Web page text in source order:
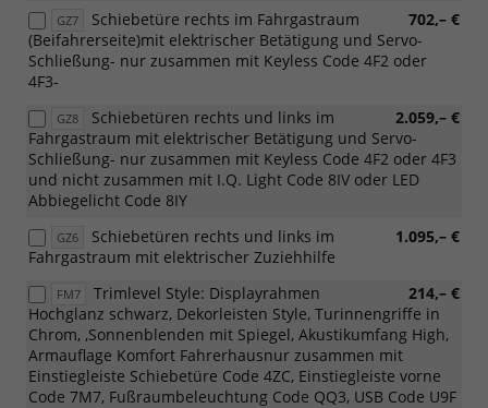
GZ7 702,– €
Schiebetüre rechts im Fahrgastraum
(Beifahrerseite)mit elektrischer Betätigung und Servo-
Schließung- nur zusammen mit Keyless Code 4F2 oder
4F3-
GZ8 2.059,– €
Schiebetüren rechts und links im
Fahrgastraum mit elektrischer Betätigung und Servo-
Schließung- nur zusammen mit Keyless Code 4F2 oder 4F3
und nicht zusammen mit I.Q. Light Code 8IV oder LED
Abbiegelicht Code 8IY
GZ6 1.095,– €
Schiebetüren rechts und links im
Fahrgastraum mit elektrischer Zuziehhilfe
FM7 214,– €
Trimlevel Style: Displayrahmen
Hochglanz schwarz, Dekorleisten Style, Turinnengriffe in
Chrom, ,Sonnenblenden mit Spiegel, Akustikumfang High,
Armauflage Komfort Fahrerhausnur zusammen mit
Einstiegleiste Schiebetüre Code 4ZC, Einstiegleiste vorne
Code 7M7, Fußraumbeleuchtung Code QQ3, USB Code U9F